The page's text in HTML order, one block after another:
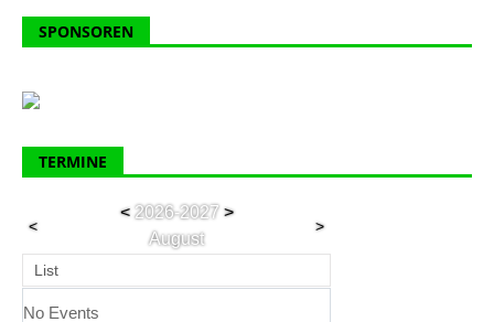
SPONSOREN
TERMINE
<
<2026-2027 >
August
>
List
No Events